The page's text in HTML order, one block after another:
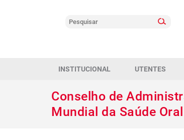
INSTITUCIONAL UTENTES
Conselho de
Mundial da Saúde Oral